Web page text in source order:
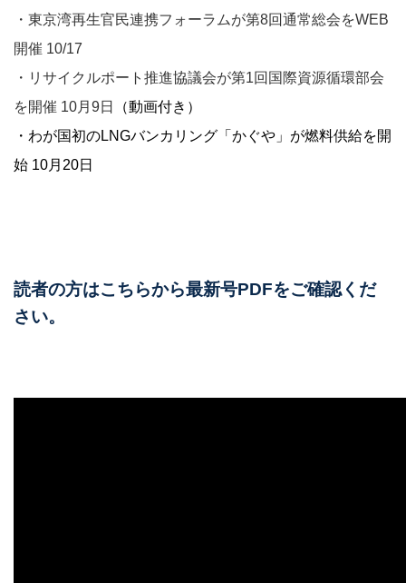
・東京湾再生官民連携フォーラムが第8回通常総会をWEB
開催 10/17
・リサイクルポート推進協議会が第1回国際資源循環部会
を開催 10月9日
（動画付き ）
・わが国初のLNGバンカリング「かぐや」が燃料供給を開
始 10月20日
読者の方はこちらから最新号PDFをご確認くだ
さい。